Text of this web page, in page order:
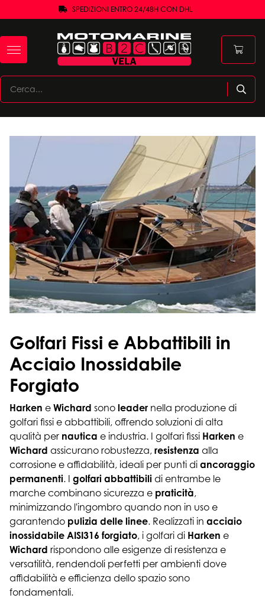
SPEDIZIONI ENTRO 24/48H CON DHL
Golfari Fissi e Abbattibili in
Acciaio Inossidabile
Forgiato
Harken e Wichard sono leader nella produzione di
golfari fissi e abbattibili, offrendo soluzioni di alta
qualità per nautica e industria. I golfari fissi Harken e
Wichard assicurano robustezza, resistenza alla
corrosione e affidabilità, ideali per punti di ancoraggio
permanenti. I golfari abbattibili di entrambe le
marche combinano sicurezza e praticità,
minimizzando l'ingombro quando non in uso e
garantendo pulizia delle linee. Realizzati in acciaio
inossidabile AISI316 forgiato, i golfari di Harken e
Wichard rispondono alle esigenze di resistenza e
versatilità, rendendoli perfetti per ambienti dove
affidabilità e efficienza dello spazio sono
fondamentali.